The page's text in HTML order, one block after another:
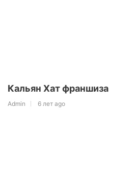
Кальян Хат франшиза
Admin 6 лет ago